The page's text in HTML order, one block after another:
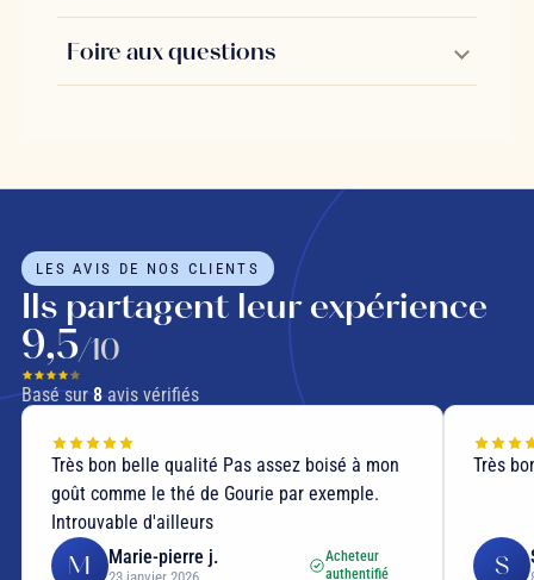
Foire aux questions
LES AVIS DE NOS CLIENTS
Ils partagent leur expérience
9,5/10
Basé sur8avis vérifiés
Très bon belle qualité Pas assez boisé à mon
goût comme le thé de Gourie par exemple.
Introuvable d'ailleurs
M Marie-pierre j.
Acheteur
authentifié
Très
S